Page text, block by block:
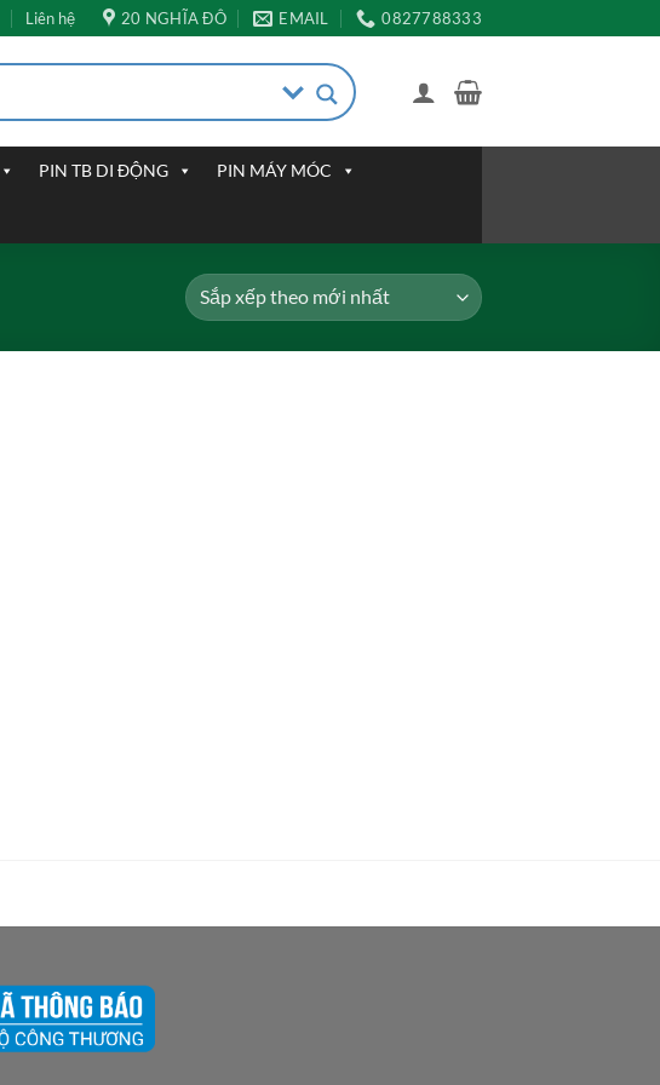
Liên hệ 20 NGHĨA ĐÔ EMAIL 0827788333
PIN TB DI ĐỘNG PIN MÁY MÓC